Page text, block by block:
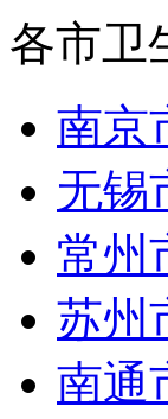
各市卫
南京
无锡
常州
苏州
南通